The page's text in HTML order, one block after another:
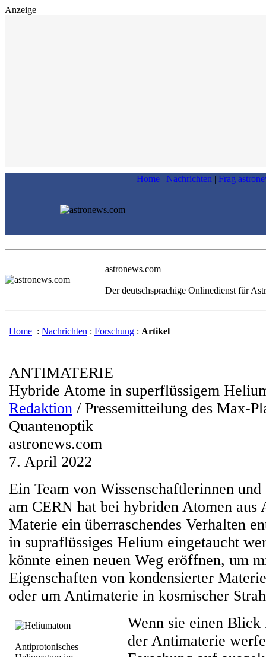
Anzeige
Home | Nachrichten | Frag
astronews.com
Der deutschsprachige Onlinedienst für
Home : Nachrichten : Forschung : Artikel
ANTIMATERIE
Hybride Atome in superflüssigem
Redaktion / Pressemitteilung des Max-
Quantenoptik
astronews.com
7. April 2022
Ein Team von Wissenschaftlerinnen
am CERN hat bei hybriden Atomen aus
Materie ein überraschendes Verhalten
in supraflüssiges Helium eingetaucht
könnte einen neuen Weg eröffnen, um
Eigenschaften von kondensierter
oder um Antimaterie in kosmischer
Antiprotonisches
Wenn sie einen
der Antimaterie